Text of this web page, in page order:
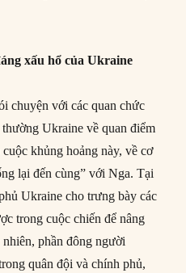
xấu hổ của Ukraine
chuyện với các quan chức
Ukraine về quan điểm
khủng hoảng này, về cơ
lại đến cùng” với Nga. Tại
Ukraine cho trưng bày các
trong cuộc chiến để nâng
phần đông người
quân đội và chính phủ,